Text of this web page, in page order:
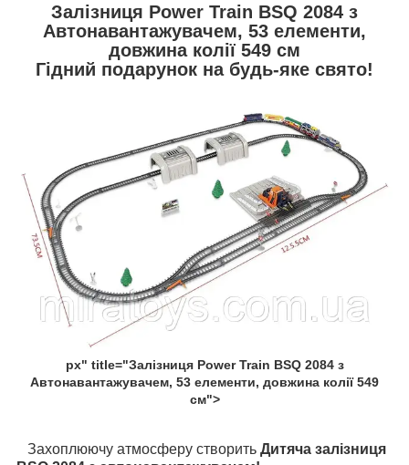
Залізниця Power Train BSQ 2084 з
Автонавантажувачем, 53 елементи,
довжина колії 549 см
Гідний подарунок на будь-яке свято!
px" title="Залізниця Power Train BSQ 2084 з
Автонавантажувачем, 53 елементи, довжина колії 549
см">
Захоплюючу атмосферу створить Дитяча залізниця